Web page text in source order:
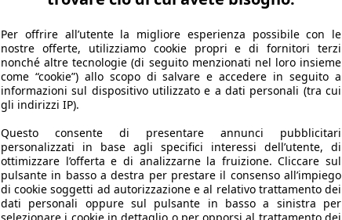
Per offrire all’utente la migliore esperienza possibile con le
nostre offerte, utilizziamo cookie propri e di fornitori terzi
nonché altre tecnologie (di seguito menzionati nel loro insieme
come “cookie”) allo scopo di salvare e accedere in seguito a
informazioni sul dispositivo utilizzato e a dati personali (tra cui
gli indirizzi IP).
Questo consente di presentare annunci pubblicitari
personalizzati in base agli specifici interessi dell’utente, di
ottimizzare l’offerta e di analizzarne la fruizione. Cliccare sul
pulsante in basso a destra per prestare il consenso all’impiego
di cookie soggetti ad autorizzazione e al relativo trattamento dei
dati personali oppure sul pulsante in basso a sinistra per